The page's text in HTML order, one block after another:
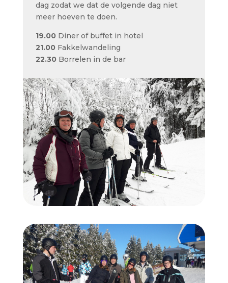
dag zodat we dat de volgende dag niet
meer hoeven te doen.
19.00Diner of buffet in hotel
21.00Fakkelwandeling
22.30Borrelen in de bar